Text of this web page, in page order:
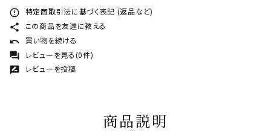
error_outline 特定商取引法に基づく表記 (返品など)
share この商品を友達に教える
undo 買い物を続ける
forum レビューを見る(0件)
rate_review レビューを投稿
商品説明